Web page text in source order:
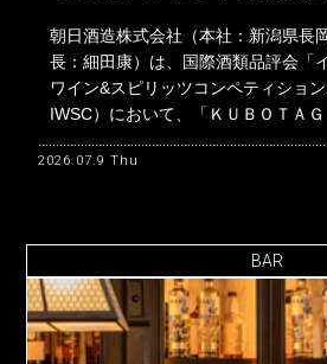
朝日酒造株式会社（本社：新潟県長
長：細田康）は、国際酒類品評会「
ワイン&スピリッツコンペティショ
IWSC）において、「ＫＵＢＯＴＡＧ
2026.07.9 Thu
BAR